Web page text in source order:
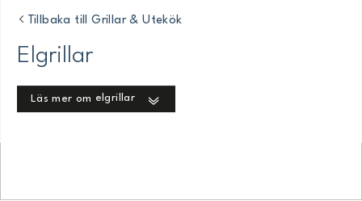
Tillbaka till Grillar & Utekök
Elgrillar
Läs mer om elgrillar